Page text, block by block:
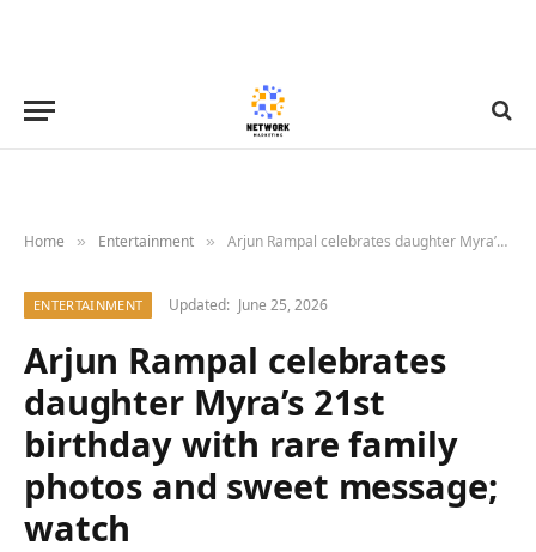
Home » Entertainment » Arjun Rampal celebrates daughter Myra’s 21st birthday with rare family photos and sweet message; watch
ENTERTAINMENT Updated: June 25, 2026
Arjun Rampal celebrates
daughter Myra’s 21st
birthday with rare family
photos and sweet message;
watch